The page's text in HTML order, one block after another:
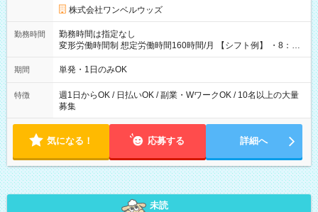
株式会社ワンベルウッズ
勤務時間
勤務時間は指定なし
変形労働時間制 想定労働時間160時間/月 【シフト例】 ・8：00
～21：00
期間 単発・1日のみOK
特徴
週1日からOK / 日払いOK / 副業・WワークOK / 10名以上の大量
募集
気になる！ 応募する 詳細へ
未読